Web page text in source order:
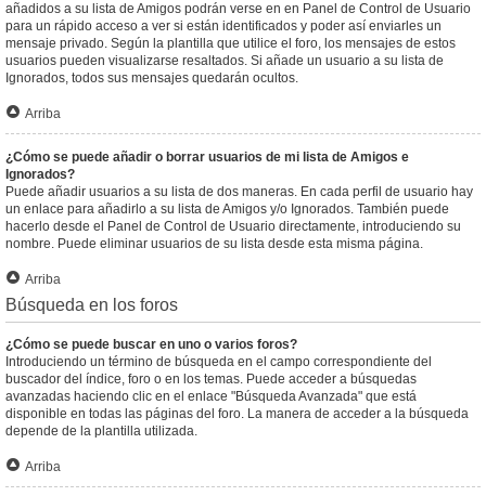
añadidos a su lista de Amigos podrán verse en en Panel de Control de Usuario
para un rápido acceso a ver si están identificados y poder así enviarles un
mensaje privado. Según la plantilla que utilice el foro, los mensajes de estos
usuarios pueden visualizarse resaltados. Si añade un usuario a su lista de
Ignorados, todos sus mensajes quedarán ocultos.
Arriba
¿Cómo se puede añadir o borrar usuarios de mi lista de Amigos e
Ignorados?
Puede añadir usuarios a su lista de dos maneras. En cada perfil de usuario hay
un enlace para añadirlo a su lista de Amigos y/o Ignorados. También puede
hacerlo desde el Panel de Control de Usuario directamente, introduciendo su
nombre. Puede eliminar usuarios de su lista desde esta misma página.
Arriba
Búsqueda en los foros
¿Cómo se puede buscar en uno o varios foros?
Introduciendo un término de búsqueda en el campo correspondiente del
buscador del índice, foro o en los temas. Puede acceder a búsquedas
avanzadas haciendo clic en el enlace "Búsqueda Avanzada" que está
disponible en todas las páginas del foro. La manera de acceder a la búsqueda
depende de la plantilla utilizada.
Arriba